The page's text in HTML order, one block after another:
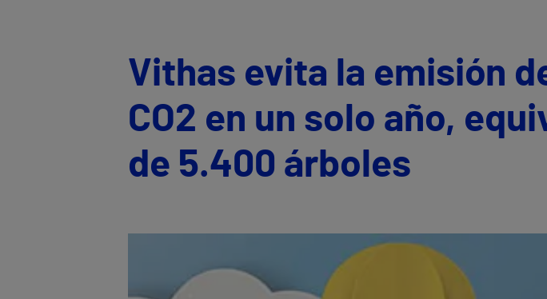
Vithas evita la emisión
CO2 en un solo año,
de 5.400 árboles